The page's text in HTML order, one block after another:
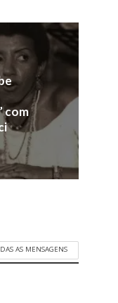
com
AS MENSAGENS